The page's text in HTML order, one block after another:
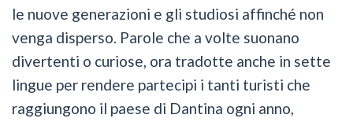
le nuove generazioni e gli studiosi affinché non
venga disperso. Parole che a volte suonano
divertenti o curiose, ora tradotte anche in sette
lingue per rendere partecipi i tanti turisti che
raggiungono il paese di Dantina ogni anno,